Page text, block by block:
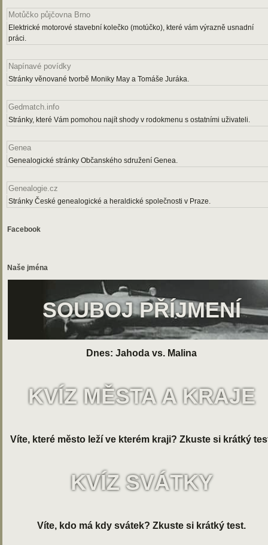
Motůčko půjčovna Brno
Elektrické motorové stavební kolečko (motúčko), které vám výrazně usnadní
práci.
Napínavé povídky
Stránky věnované tvorbě Moniky May a Tomáše Juráka.
Gedmatch.info
Stránky, které Vám pomohou najít shody v rodokmenu s ostatními uživateli.
Genea
Genealogické stránky Občanského sdružení Genea.
Genealogie.cz
Stránky České genealogické a heraldické společnosti v Praze.
Facebook
Naše jména
SOUBOJ PŘÍJMENÍ
Dnes: Jahoda vs. Malina
KVÍZ MĚSTA A KRAJE
Víte, které město leží ve kterém kraji? Zkuste si krátký
KVÍZ SVÁTKY
Víte, kdo má kdy svátek? Zkuste si krátký test.